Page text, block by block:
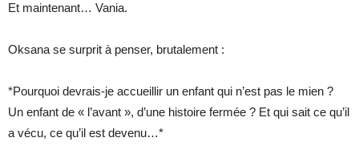
Et maintenant… Vania.
Oksana se surprit à penser, brutalement :
*Pourquoi devrais-je accueillir un enfant qui n’est pas le mien ?
Un enfant de « l’avant », d’une histoire fermée ? Et qui sait ce qu’il
a vécu, ce qu’il est devenu…*